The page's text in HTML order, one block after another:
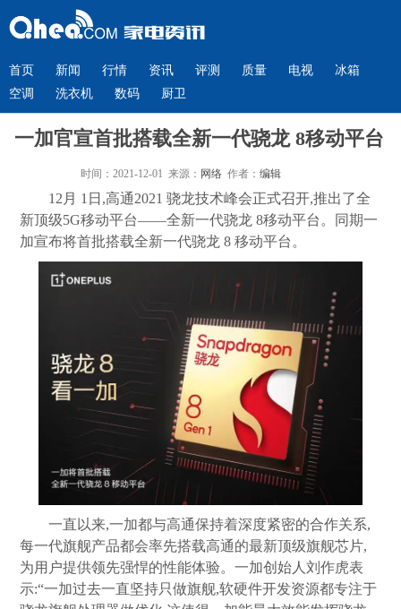
首页 新闻 行情 资讯 评测 质量 电视
冰箱
空调
洗衣机 数码 厨卫
一加官宣首批搭载全新一代骁龙 8移动平台
时间：2021-12-01 来源： 网络作者： 编辑
12月 1日,高通2021 骁龙技术峰会正式召开,推出了全
新顶级5G移动平台——全新一代骁龙 8移动平台。同期一
加宣布将首批搭载全新一代骁龙 8 移动平台。
一直以来,一加都与高通保持着深度紧密的合作关系,
每一代旗舰产品都会率先搭载高通的最新顶级旗舰芯片,
为用户提供领先强悍的性能体验。一加创始人刘作虎表
示:“一加过去一直坚持只做旗舰,软硬件开发资源都专注于